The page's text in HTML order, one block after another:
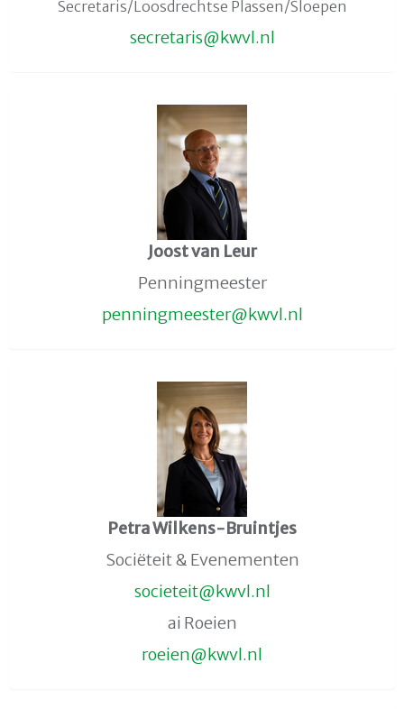
Secretaris/Loosdrechtse Plassen/Sloepen
siraterces@kwvl.nl
Joost van Leur
Penningmeester
retseemgninnep@kwvl.nl
Petra Wilkens-Bruintjes
Sociëteit & Evenementen
tieteicos@kwvl.nl
ai Roeien
neieor@kwvl.nl